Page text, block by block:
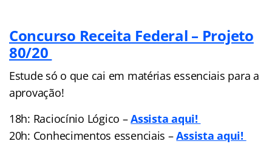
Concurso Receita Federal – Projeto
80/20
Estude só o que cai em matérias essenciais para a
aprovação!
18h: Raciocínio Lógico –Assista aqui!
20h: Conhecimentos essenciais –Assista aqui!